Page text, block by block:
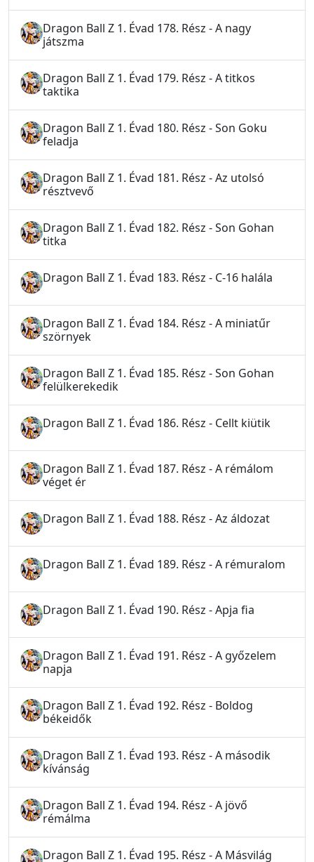
Dragon Ball Z 1. Évad 178. Rész - A nagy
játszma
Dragon Ball Z 1. Évad 179. Rész - A titkos
taktika
Dragon Ball Z 1. Évad 180. Rész - Son Goku
feladja
Dragon Ball Z 1. Évad 181. Rész - Az utolsó
résztvevő
Dragon Ball Z 1. Évad 182. Rész - Son Gohan
titka
Dragon Ball Z 1. Évad 183. Rész - C-16 halála
Dragon Ball Z 1. Évad 184. Rész - A miniatűr
szörnyek
Dragon Ball Z 1. Évad 185. Rész - Son Gohan
felülkerekedik
Dragon Ball Z 1. Évad 186. Rész - Cellt kiütik
Dragon Ball Z 1. Évad 187. Rész - A rémálom
véget ér
Dragon Ball Z 1. Évad 188. Rész - Az áldozat
Dragon Ball Z 1. Évad 189. Rész - A rémuralom
Dragon Ball Z 1. Évad 190. Rész - Apja fia
Dragon Ball Z 1. Évad 191. Rész - A győzelem
napja
Dragon Ball Z 1. Évad 192. Rész - Boldog
békeidők
Dragon Ball Z 1. Évad 193. Rész - A második
kívánság
Dragon Ball Z 1. Évad 194. Rész - A jövő
rémálma
Dragon Ball Z 1. Évad 195. Rész - A Másvilág